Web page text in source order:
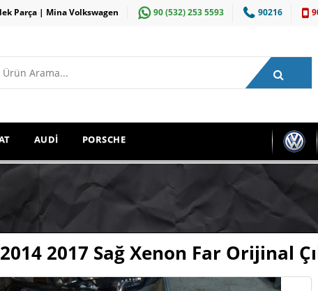
Parça | Mina Volkswagen 90 (532) 253 5593 90216
AUDİ PORSCHE
2017 Sağ Xenon Far Orijinal